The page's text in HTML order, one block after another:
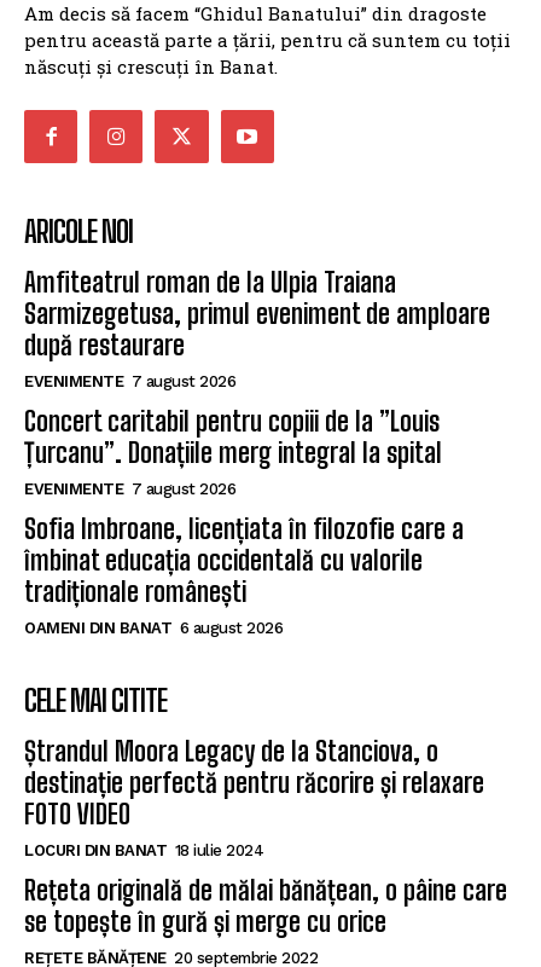
Am decis să facem “Ghidul Banatului” din dragoste
pentru această parte a țării, pentru că suntem cu toții
născuți și crescuți în Banat.
ARICOLE NOI
Amfiteatrul roman de la Ulpia Traiana
Sarmizegetusa, primul eveniment de amploare
după restaurare
EVENIMENTE 7 august 2026
Concert caritabil pentru copiii de la ”Louis
Țurcanu”. Donațiile merg integral la spital
EVENIMENTE 7 august 2026
Sofia Imbroane, licențiata în filozofie care a
îmbinat educația occidentală cu valorile
tradiționale românești
OAMENI DIN BANAT 6 august 2026
CELE MAI CITITE
Ștrandul Moora Legacy de la Stanciova, o
destinație perfectă pentru răcorire și relaxare
FOTO VIDEO
LOCURI DIN BANAT 18 iulie 2024
Rețeta originală de mălai bănățean, o pâine care
se topește în gură și merge cu orice
REȚETE BĂNĂȚENE 20 septembrie 2022